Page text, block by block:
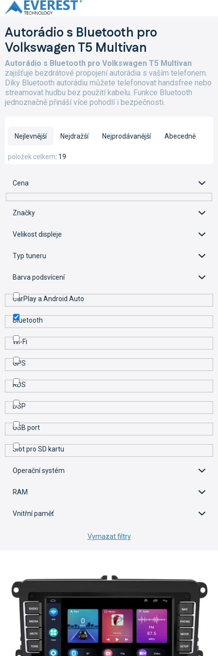
Přejít
na
Autorádio s Bluetooth pro
Volkswagen T5 Multivan
Autorádio s Bluetooth pro Volkswagen T5 Multivan
zajišťuje bezdrátové propojení autorádia s vaším telefonem.
Díky Bluetooth autorádiu můžete telefonovat handsfree nebo
streamovat hudbu bez použití kabelu. Funkce Bluetooth
jednoznačně přináší více pohodlí i bezpečnosti.
e
r
u
Nejlevnější Nejdražší Nejprodávanější Abecedně
19
položek celkem
Cena
Značky
Velikost displeje
Typ tuneru
Barva podsvícení
CarPlay a Android Auto
Bluetooth
Wi-Fi
GPS
RDS
DSP
USB port
Slot pro SD kartu
Operační systém
RAM
Vnitřní paměť
Vymazat filtry